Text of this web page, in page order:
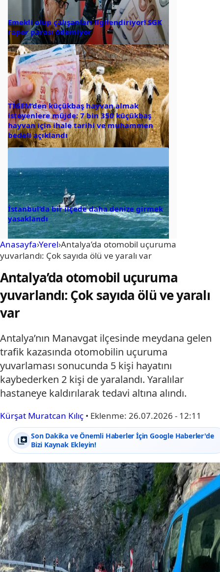
Emekli olup çalışanları ilgilendiriyor! SGK
rapor parası ödemiyor
TİGEM’den küçükbaş hayvan almak
isteyenlere müjde: 7 bin 350 küçükbaş
hayvan için ihale tarihi ve muhammen
bedeli açıklandı
İstanbul’da bir ilçede daha denize girmek
yasaklandı
Anasayfa›Yerel›Antalya’da otomobil uçuruma
yuvarlandı: Çok sayıda ölü ve yaralı var
Antalya’da otomobil uçuruma
yuvarlandı: Çok sayıda ölü ve yaralı
var
Antalya’nın Manavgat ilçesinde meydana gelen
trafik kazasında otomobilin uçuruma
yuvarlaması sonucunda 5 kişi hayatını
kaybederken 2 kişi de yaralandı. Yaralılar
hastaneye kaldırılarak tedavi altına alındı.
Kürşat Muratcan Kılıç • Eklenme: 26.07.2026 - 12:11
Son Dakika ve Önemli Haberler İçin Google Haberler'de
Bizi Kaynak Ekleyin!